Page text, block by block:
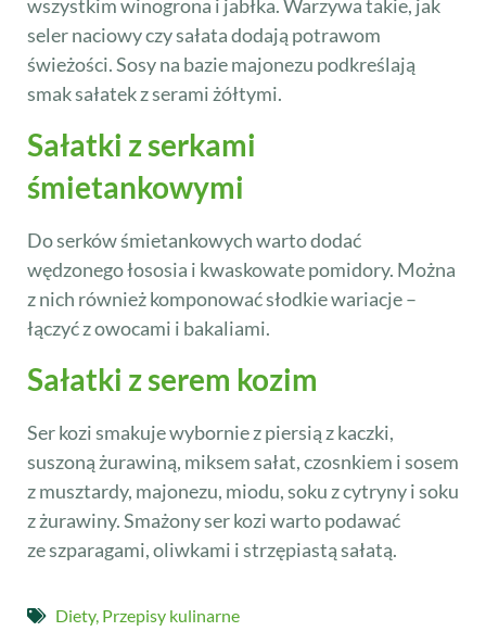
wszystkim winogrona i jabłka. Warzywa takie, jak
seler naciowy czy sałata dodają potrawom
świeżości. Sosy na bazie majonezu podkreślają
smak sałatek z serami żółtymi.
Sałatki z serkami
śmietankowymi
Do serków śmietankowych warto dodać
wędzonego łososia i kwaskowate pomidory. Można
z nich również komponować słodkie wariacje –
łączyć z owocami i bakaliami.
Sałatki z serem kozim
Ser kozi smakuje wybornie z piersią z kaczki,
suszoną żurawiną, miksem sałat, czosnkiem i sosem
z musztardy, majonezu, miodu, soku z cytryny i soku
z żurawiny. Smażony ser kozi warto podawać
ze szparagami, oliwkami i strzępiastą sałatą.
Diety, Przepisy kulinarne